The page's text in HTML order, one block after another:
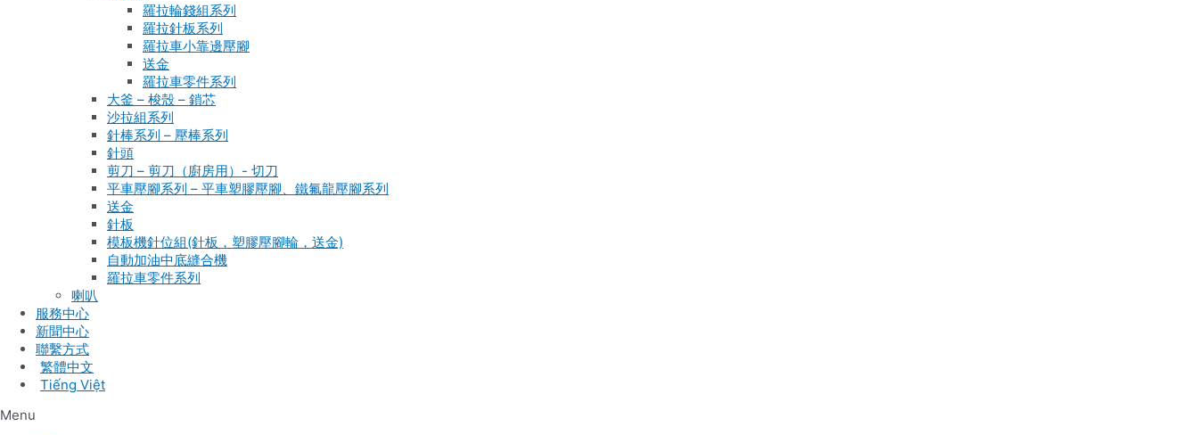
羅拉輪錢組系列
羅拉針板系列
羅拉車小靠邊壓腳
送金
羅拉車零件系列
大釜 – 梭殼 – 鎖芯
沙拉組系列
針棒系列 – 壓棒系列
針頭
剪刀 – 剪刀（廚房用）- 切刀
平車壓腳系列 – 平車塑膠壓腳、鐵氟龍壓腳系列
送金
針板
模板機針位組(針板，塑膠壓腳輪，送金)
自動加油中底縫合機
羅拉車零件系列
喇叭
服務中心
新聞中心
聯繫方式
Tiếng Việt
Menu